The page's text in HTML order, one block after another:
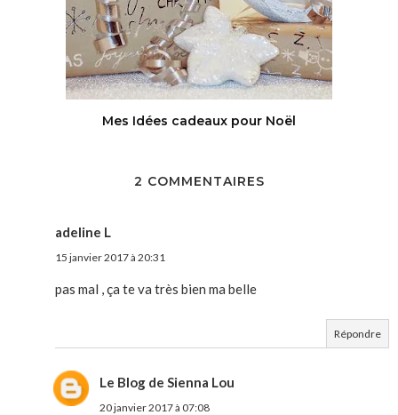
Mes Idées cadeaux pour Noël
2 COMMENTAIRES
adeline L
15 janvier 2017 à 20:31
pas mal , ça te va très bien ma belle
Répondre
Le Blog de Sienna Lou
20 janvier 2017 à 07:08